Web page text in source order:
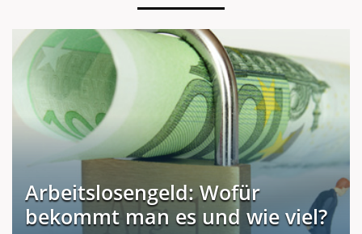
Arbeitslosengeld: Wofür
bekommt man es und wie viel?